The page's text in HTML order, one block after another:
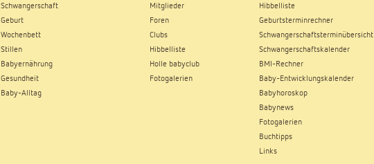
Schwangerschaft
Geburt
Wochenbett
Stillen
Babyernährung
Gesundheit
Baby-Alltag
Mitglieder
Foren
Clubs
Hibbelliste
Holle babyclub
Fotogalerien
Hibbelliste
Geburtsterminrechner
Schwangerschaftsterminübersicht
Schwangerschaftskalender
BMI-Rechner
Baby-Entwicklungskalender
Babyhoroskop
Babynews
Fotogalerien
Buchtipps
Links